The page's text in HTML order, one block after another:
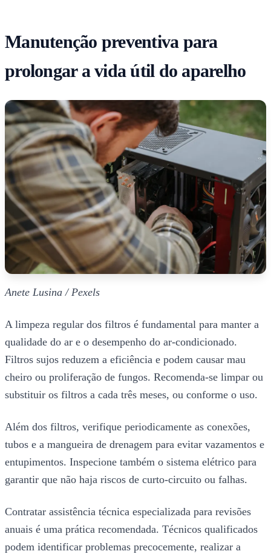
Manutenção preventiva para
prolongar a vida útil do aparelho
Anete Lusina / Pexels
A limpeza regular dos filtros é fundamental para manter a
qualidade do ar e o desempenho do ar-condicionado.
Filtros sujos reduzem a eficiência e podem causar mau
cheiro ou proliferação de fungos. Recomenda-se limpar ou
substituir os filtros a cada três meses, ou conforme o uso.
Além dos filtros, verifique periodicamente as conexões,
tubos e a mangueira de drenagem para evitar vazamentos e
entupimentos. Inspecione também o sistema elétrico para
garantir que não haja riscos de curto-circuito ou falhas.
Contratar assistência técnica especializada para revisões
anuais é uma prática recomendada. Técnicos qualificados
podem identificar problemas precocemente, realizar a